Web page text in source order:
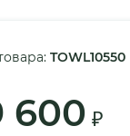
TOWL10550
600 ₽